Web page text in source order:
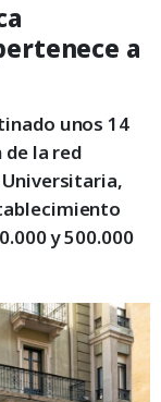
a
unos 14
la red
y 500.000